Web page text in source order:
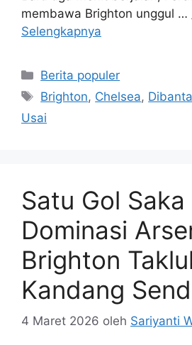
membawa Brighton unggul …
Selengkapnya
Kategori
Berita populer
Tag
Brighton, Chelsea,
Usai
Satu Gol
Dominasi
Brighton
Kandang
4 Maret 2026 oleh Sariyanti